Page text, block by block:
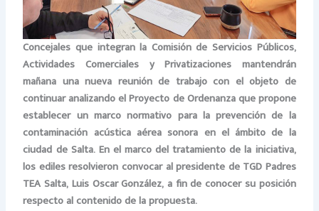
Concejales que integran la Comisión de Servicios Públicos,
Actividades Comerciales y Privatizaciones mantendrán
mañana una nueva reunión de trabajo con el objeto de
continuar analizando el Proyecto de Ordenanza que propone
establecer un marco normativo para la prevención de la
contaminación acústica aérea sonora en el ámbito de la
ciudad de Salta. En el marco del tratamiento de la iniciativa,
los ediles resolvieron convocar al presidente de TGD Padres
TEA Salta, Luis Oscar González, a fin de conocer su posición
respecto al contenido de la propuesta.